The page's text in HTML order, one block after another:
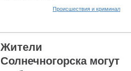
Происшествия и криминал
Жители
Солнечногорска могут